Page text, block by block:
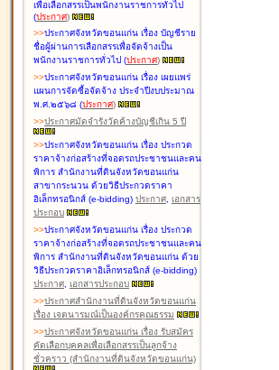
เพื่อเลือกสรรเป็นพนักงานราชการทั่วไป
(ประกาศ)
>>ประกาศจังหวัดขอนแก่น เรื่อง บัญชีราย
ชื่อผู้ผ่านการเลือกสรรเพื่อจัดจ้างเป็น
พนักงานราชการทั่วไป (ประกาศ)
>>ประกาศจังหวัดขอนแก่น เรื่อง เผยแพร่
แผนการจัดซื้อจัดจ้าง ประจำปีงบประมาณ
พ.ศ.๒๕๖๘ (ประกาศ)
>>ประกาศมัดจำรังวัดค้างบัญชีเกิน 5 ปี
>>ประกาศจังหวัดขอนแก่น เรื่อง ประกวด
ราคาจ้างก่อสร้างที่จอดรถประชาชนและคน
พิการ สำนักงานที่ดินจังหวัดขอนแก่น
สาขากระนวน ด้วยวิธีประกวดราคา
อิเล็กทรอนิกส์ (e-bidding) ประกาศ, เอกสาร
ประกอบ
>>ประกาศจังหวัดขอนแก่น เรื่อง ประกวด
ราคาจ้างก่อสร้างที่จอดรถประชาชนและคน
พิการ สำนักงานที่ดินจังหวัดขอนแก่น ด้วย
วิธีประกวดราคาอิเล็กทรอนิกส์ (e-bidding)
ประกาศ, เอกสารประกอบ
>>ประกาศสำนักงานที่ดินจังหวัดขอนแก่น
เรื่อง เจตนารมณ์เป็นองค์กรคุณธรรม
>>ประกาศจังหวัดขอนแก่น เรื่อง รับสมัคร
คัดเลือกบุคคลเพื่อเลือกสรรเป็นลูกจ้าง
ชั่วคราว (สำนักงานที่ดินจังหวัดขอนแก่น)